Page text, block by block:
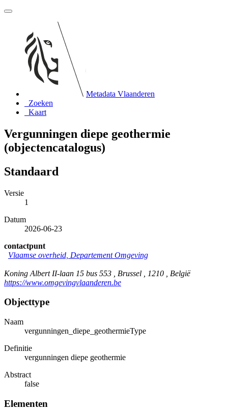
Metadata Vlaanderen
Zoeken
Kaart
Vergunningen diepe geothermie
(objectencatalogus)
Standaard
Versie
1
Datum
2026-06-23
contactpunt
Vlaamse overheid, Departement Omgeving
Koning Albert II-laan 15 bus 553 , Brussel , 1210 , België
https://www.omgevingvlaanderen.be
Objecttype
Naam
vergunningen_diepe_geothermieType
Definitie
vergunningen diepe geothermie
Abstract
false
Elementen